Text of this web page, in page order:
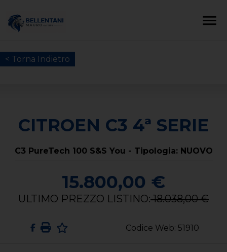
< Torna Indietro
Codice Web: 51910
CITROEN C3 4ª SERIE
C3 PureTech 100 S&S You - Tipologia: NUOVO
15.800,00 €
ULTIMO PREZZO LISTINO:18.038,00 €